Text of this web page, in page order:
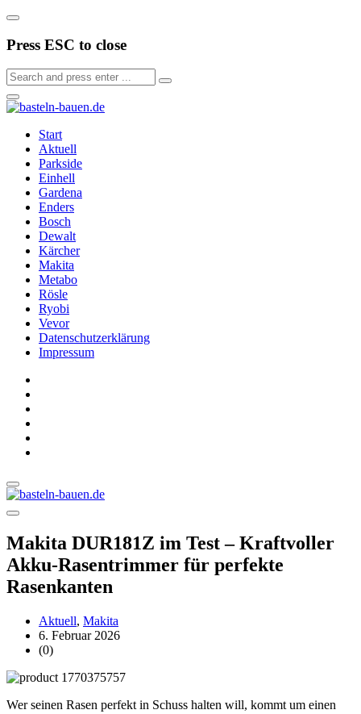
Press ESC to close
Start
Aktuell
Parkside
Einhell
Gardena
Enders
Bosch
Dewalt
Kärcher
Makita
Metabo
Rösle
Ryobi
Vevor
Datenschutzerklärung
Impressum
Makita DUR181Z im Test – Kraftvoller
Akku-Rasentrimmer für perfekte
Rasenkanten
Aktuell, Makita
6. Februar 2026
(0)
Wer seinen Rasen perfekt in Schuss halten will, kommt um einen